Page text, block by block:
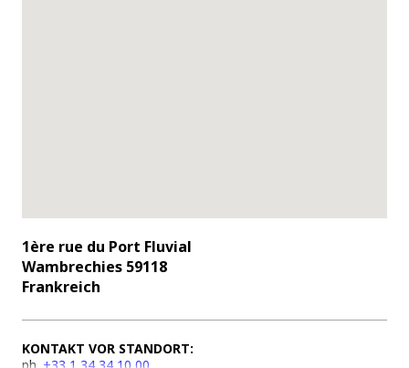
1ère rue du Port Fluvial
Wambrechies 59118
Frankreich
KONTAKT VOR STANDORT: